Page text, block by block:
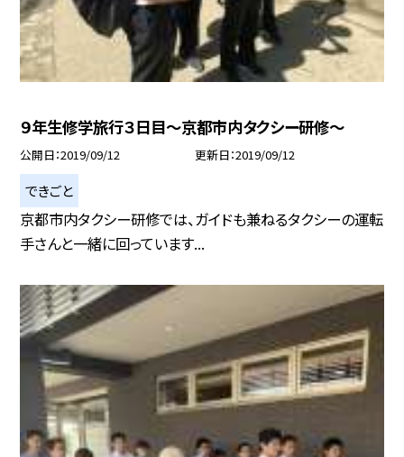
９年生修学旅行３日目〜京都市内タクシー研修〜
公開日 2019/09/12 更新日 2019/09/12
できごと
京都市内タクシー研修では、ガイドも兼ねるタクシーの運転
手さんと一緒に回っています...